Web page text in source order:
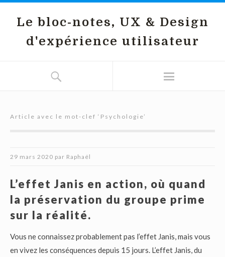
Le bloc-notes, UX & Design
d'expérience utilisateur
Article avec le mot-clef ‘ Psychologie’
29 mars 2020 par Raphaël
L’effet Janis en action, où quand
la préservation du groupe prime
sur la réalité.
Vous ne connaissez probablement pas l’effet Janis, mais vous
en vivez les conséquences depuis 15 jours. L’effet Janis, du